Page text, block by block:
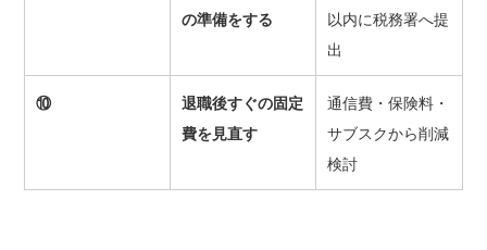
の準備をする
以内に税務署へ提
出
⑩
退職後すぐの固定
費を見直す
通信費・保険料・
サブスクから削減
検討